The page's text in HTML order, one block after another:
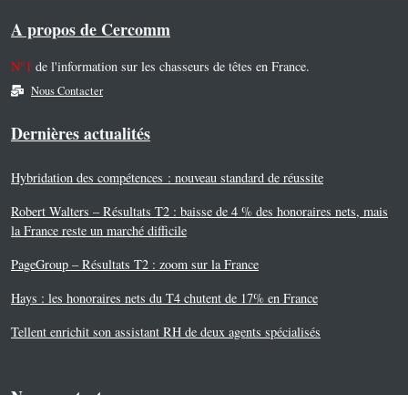
A propos de Cercomm
N°1 de l'information sur les chasseurs de têtes en France.
Nous Contacter
Dernières actualités
Hybridation des compétences : nouveau standard de réussite
Robert Walters – Résultats T2 : baisse de 4 % des honoraires nets, mais
la France reste un marché difficile
PageGroup – Résultats T2 : zoom sur la France
Hays : les honoraires nets du T4 chutent de 17% en France
Tellent enrichit son assistant RH de deux agents spécialisés